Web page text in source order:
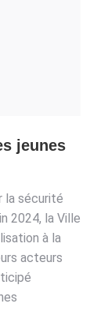
jeunes
la sécurité
2024, la Ville
à la
acteurs